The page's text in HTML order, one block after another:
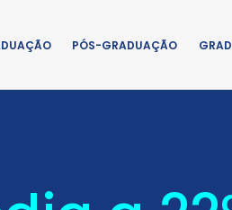
PÓS-GRADUAÇÃO